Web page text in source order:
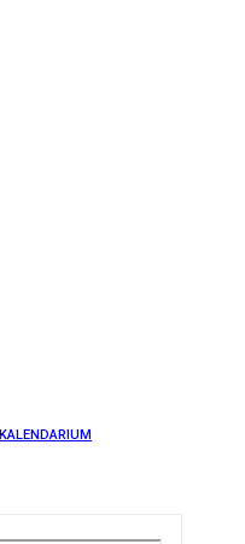
KALENDARIUM